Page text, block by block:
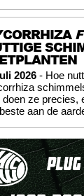
2026 - Hoe
doen ze precies,
aan de